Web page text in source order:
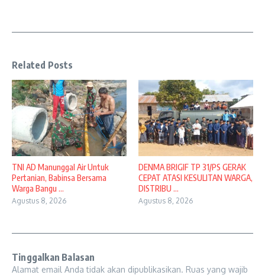
Related Posts
TNI AD Manunggal Air Untuk
Pertanian, Babinsa Bersama
Warga Bangu ...
Agustus 8, 2026
DENMA BRIGIF TP 31/PS GERAK
CEPAT ATASI KESULITAN WARGA,
DISTRIBU ...
Agustus 8, 2026
Tinggalkan Balasan
Alamat email Anda tidak akan dipublikasikan. Ruas yang wajib